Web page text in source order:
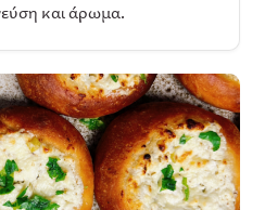
και άρωμα.